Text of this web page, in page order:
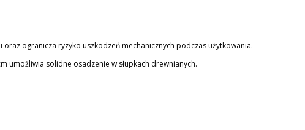
ogranicza ryzyko uszkodzeń mechanicznych podczas użytkowania.
umożliwia solidne osadzenie w słupkach drewnianych.